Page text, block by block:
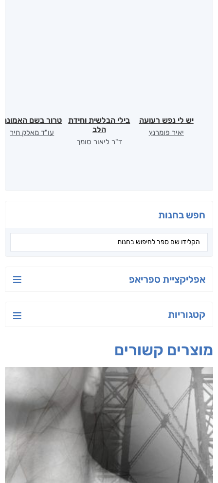
חפש בחנות
אפליקציית ספריאפ
קטגוריות
יש לי נפש רעועה
יאיר פומרנץ
בילי הבלשית וחידת
הלב
ד"ר ליאור סומך
טרור בשם האמונה
עו"ד מאלק חיר
מוצרים קשורים